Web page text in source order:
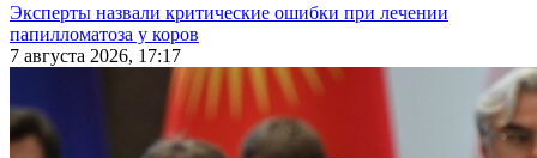
Эксперты назвали критические ошибки при лечении
папилломатоза у коров
7 августа 2026, 17:17